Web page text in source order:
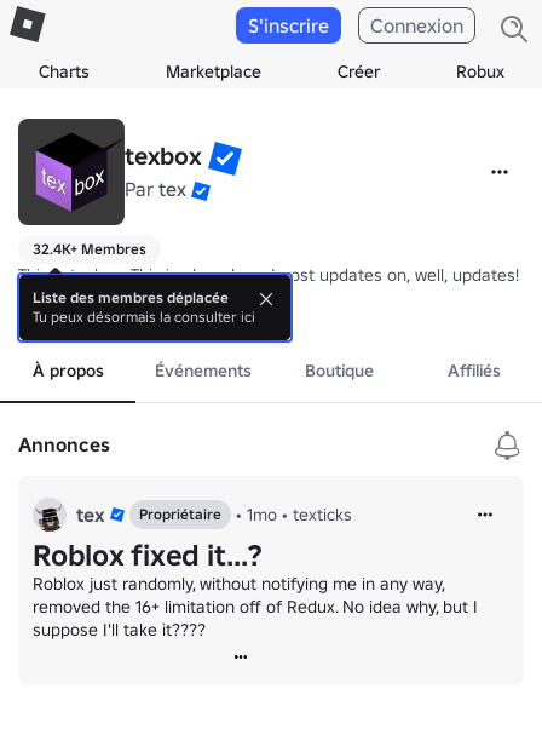
Charts Marketplace Créer Robux
S'inscrire Connexion
texbox
Par tex
32.4K+ Membres
This is texbox. This is also where I post updates on, well, updates!
Join the texbox Diskhord server to keep up on sneak peeks and
plus
À propos Événements Boutique Affiliés
Annonces
tex Propriétaire • 1mo • texticks
Roblox fixed it...?
Roblox just randomly, without notifying me in any way,
removed the 16+ limitation off of Redux. No idea why, but I
suppose I'll take it????
Liste des membres déplacée
Tu peux désormais la consulter ici